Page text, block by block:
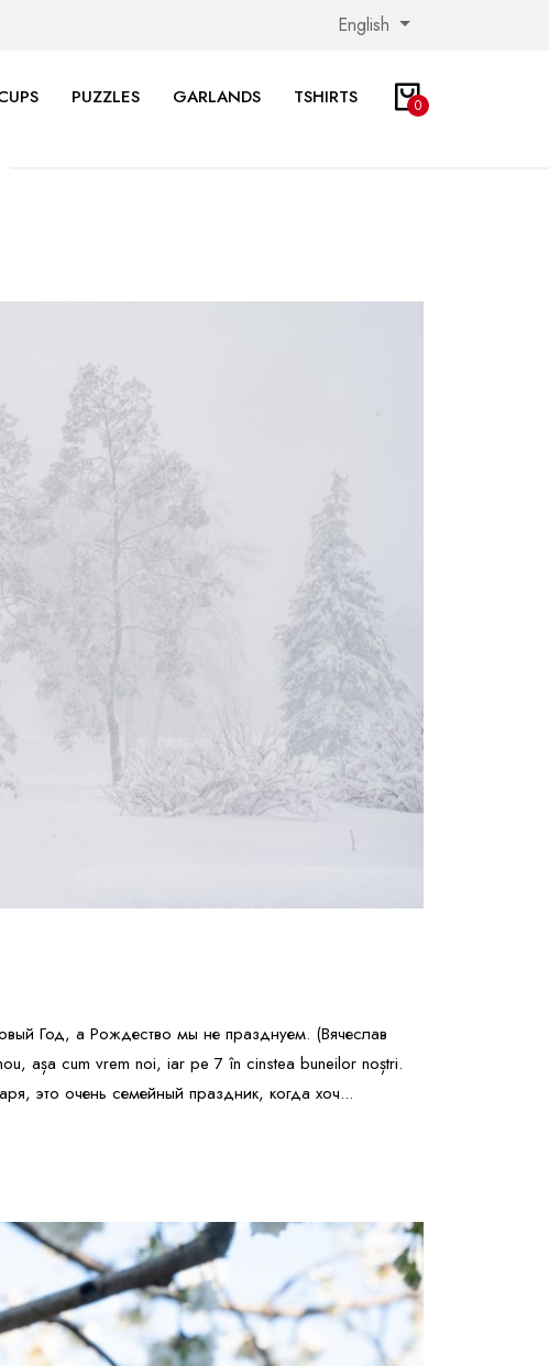
English
PUZZLES GARLANDS TSHIRTS 0
Год, а Рождество мы не празднуем. (Вячеслав
așa cum vrem noi, iar pe 7 în cinstea buneilor noștri.
это очень семейный праздник, когда хоч...